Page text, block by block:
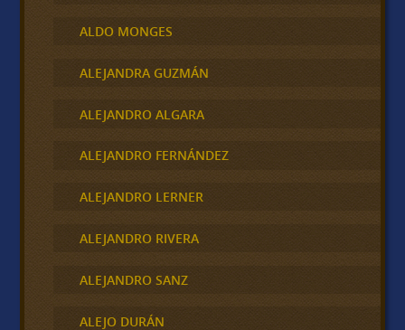
ALDO MONGES
ALEJANDRA GUZMÁN
ALEJANDRO ALGARA
ALEJANDRO FERNÁNDEZ
ALEJANDRO LERNER
ALEJANDRO RIVERA
ALEJANDRO SANZ
ALEJO DURÁN